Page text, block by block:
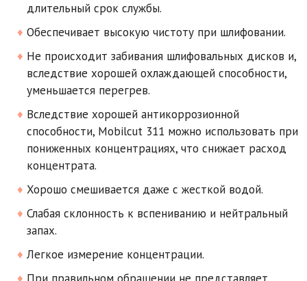
длительный срок службы.
Обеспечивает высокую чистоту при шлифовании.
Не происходит забивания шлифовальных дисков и,
вследствие хорошей охлаждающей способности,
уменьшается перегрев.
Вследствие хорошей антикоррозионной
способности, Mobilcut 311 можно использовать при
пониженных концентрациях, что снижает расход
концентрата.
Хорошо смешивается даже с жесткой водой.
Слабая склонность к вспениванию и нейтральный
запах.
Легкое измерение концентрации.